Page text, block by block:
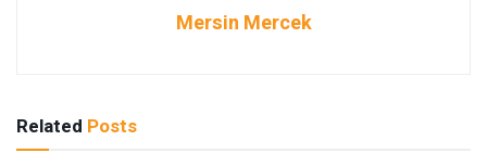
Mersin Mercek
Related Posts